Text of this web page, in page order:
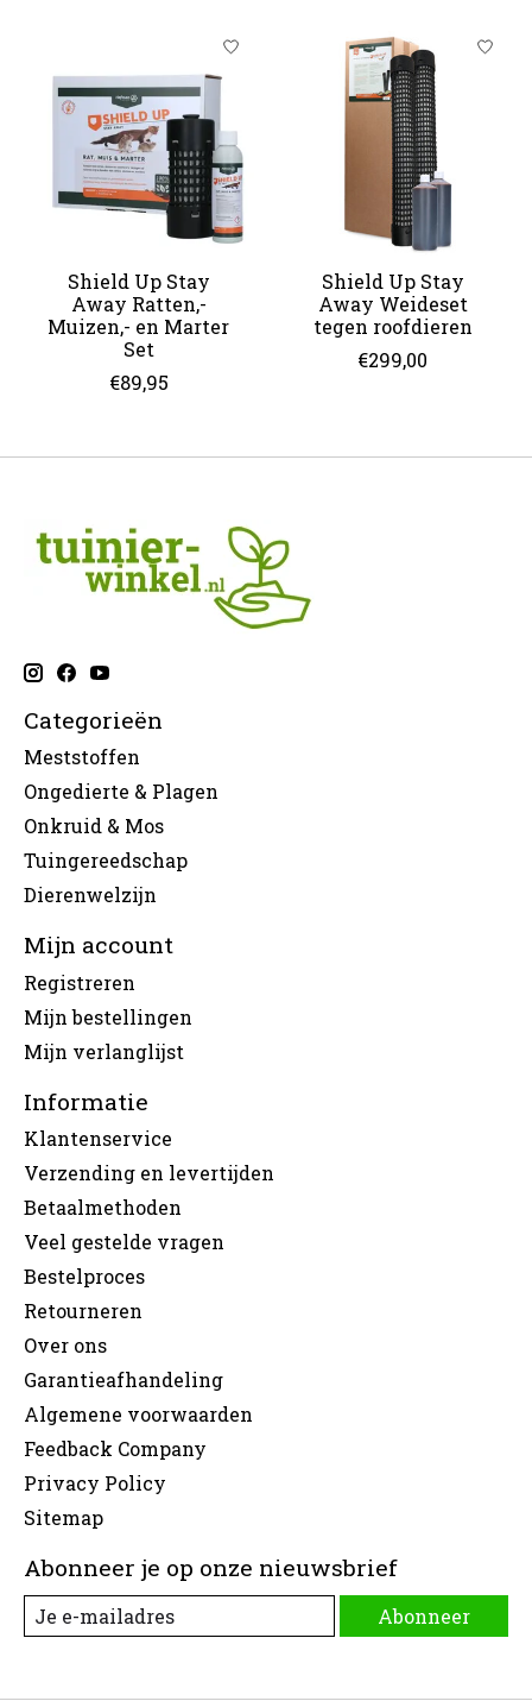
Shield Up Stay
Away Ratten,-
Muizen,- en Marter
Set
€89,95
Shield Up Stay
Away Weideset
tegen roofdieren
€299,00
Categorieën
Meststoffen
Ongedierte & Plagen
Onkruid & Mos
Tuingereedschap
Dierenwelzijn
Mijn account
Registreren
Mijn bestellingen
Mijn verlanglijst
Informatie
Klantenservice
Verzending en levertijden
Betaalmethoden
Veel gestelde vragen
Bestelproces
Retourneren
Over ons
Garantieafhandeling
Algemene voorwaarden
Feedback Company
Privacy Policy
Sitemap
Abonneer je op onze nieuwsbrief
Abonneer